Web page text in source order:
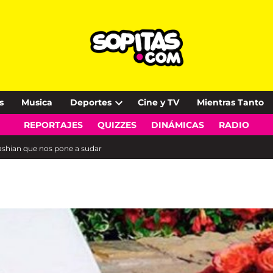
Musica Deportes
Open
dropdown
Cine y TV Mientras Tanto
REPORTAJES QUIZZES DINÁMICAS RADIO
que nos pone a sudar